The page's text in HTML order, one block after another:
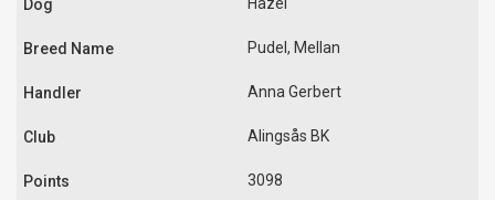
Pudel, Mellan
Anna Gerbert
Alingsås BK
3098